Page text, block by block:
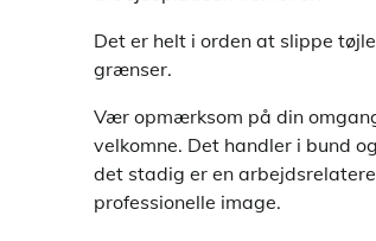
Det er helt i orden at slippe
grænser.
Vær opmærksom på din
velkomne. Det handler i bund
det stadig er en
professionelle image.